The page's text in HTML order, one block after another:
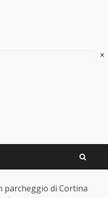
parcheggio di Cortina
×